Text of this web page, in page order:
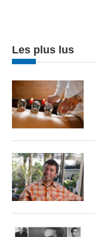
Les plus lus